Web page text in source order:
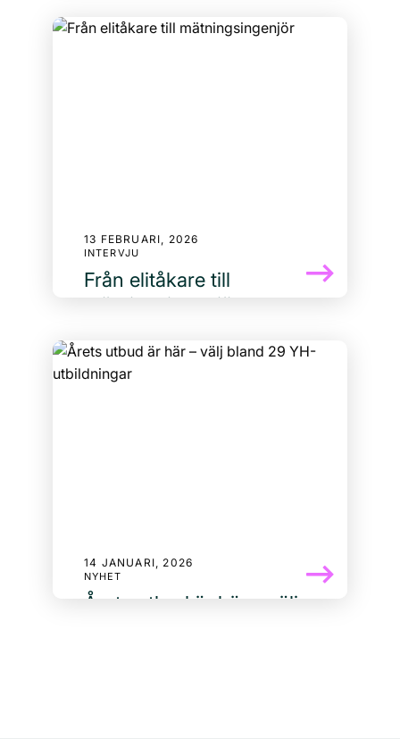
butik till IT-säkerhetsspecialist. Efter 2
13 FEBRUARI, 2026
INTERVJU
Från elitåkare till
mätningsingenjör
han har varit elitåkare i puckelpist,
kommunikatör i Jokkmokk och nu
14 JANUARI, 2026
NYHET
Årets utbud är här – välj